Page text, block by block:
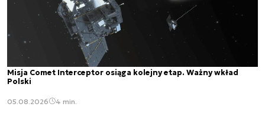
Misja Comet Interceptor osiąga kolejny etap. Ważny wkład
Polski
05.08.2026 4 min.